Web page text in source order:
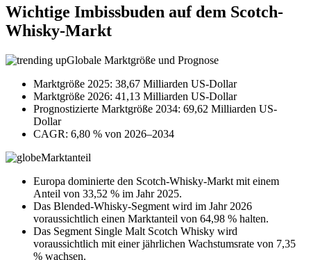
Wichtige Imbissbuden auf dem Scotch-
Whisky-Markt
Globale Marktgröße und Prognose
Marktgröße 2025: 38,67 Milliarden US-Dollar
Marktgröße 2026: 41,13 Milliarden US-Dollar
Prognostizierte Marktgröße 2034: 69,62 Milliarden US-
Dollar
CAGR: 6,80 % von 2026–2034
Marktanteil
Europa dominierte den Scotch-Whisky-Markt mit einem
Anteil von 33,52 % im Jahr 2025.
Das Blended-Whisky-Segment wird im Jahr 2026
voraussichtlich einen Marktanteil von 64,98 % halten.
Das Segment Single Malt Scotch Whisky wird
voraussichtlich mit einer jährlichen Wachstumsrate von 7,35
% wachsen.